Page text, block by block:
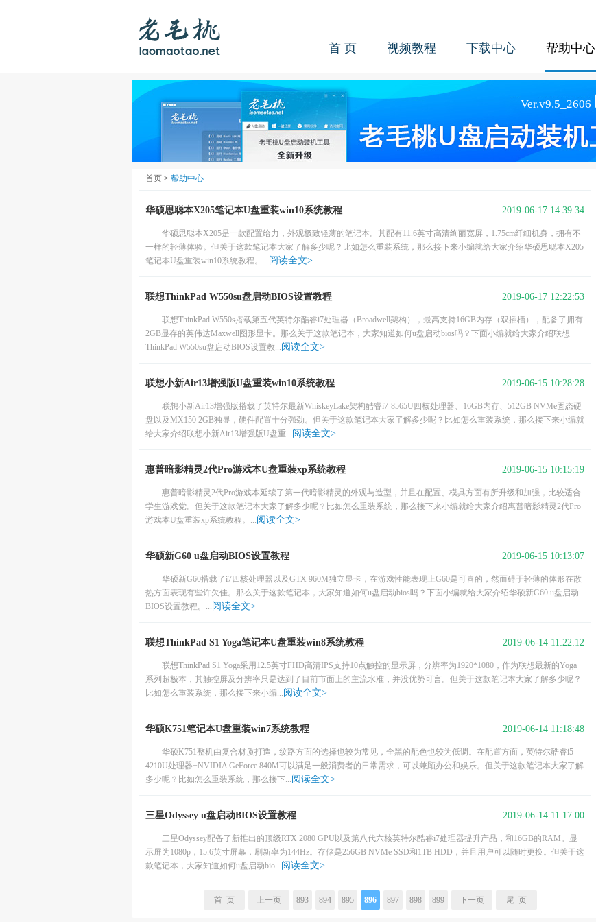
首 页 视频教程 下载中心 帮助中心
首页 > 帮助中心
2019-06-17 14:39:34
华硕思聪本X205笔记本U盘重装win10系统教程
华硕思聪本X205是一款配置给力，外观极致轻薄的笔记本。其配有11.6英寸高清绚丽宽屏，1.75cm纤细机身，拥有不
一样的轻薄体验。但关于这款笔记本大家了解多少呢？比如怎么重装系统，那么接下来小编就给大家介绍华硕思聪本X205
笔记本U盘重装win10系统教程。...阅读全文>
2019-06-17 12:22:53
联想ThinkPad W550su盘启动BIOS设置教程
联想ThinkPad W550s搭载第五代英特尔酷睿i7处理器（Broadwell架构），最高支持16GB内存（双插槽），配备了拥有
2GB显存的英伟达Maxwell图形显卡。那么关于这款笔记本，大家知道如何u盘启动bios吗？下面小编就给大家介绍联想
ThinkPad W550su盘启动BIOS设置教...阅读全文>
2019-06-15 10:28:28
联想小新Air13增强版U盘重装win10系统教程
联想小新Air13增强版搭载了英特尔最新WhiskeyLake架构酷睿i7-8565U四核处理器、16GB内存、512GB NVMe固态硬
盘以及MX150 2GB独显，硬件配置十分强劲。但关于这款笔记本大家了解多少呢？比如怎么重装系统，那么接下来小编就
给大家介绍联想小新Air13增强版U盘重...阅读全文>
2019-06-15 10:15:19
惠普暗影精灵2代Pro游戏本U盘重装xp系统教程
惠普暗影精灵2代Pro游戏本延续了第一代暗影精灵的外观与造型，并且在配置、模具方面有所升级和加强，比较适合
学生游戏党。但关于这款笔记本大家了解多少呢？比如怎么重装系统，那么接下来小编就给大家介绍惠普暗影精灵2代Pro
游戏本U盘重装xp系统教程。...阅读全文>
2019-06-15 10:13:07
华硕新G60 u盘启动BIOS设置教程
华硕新G60搭载了i7四核处理器以及GTX 960M独立显卡，在游戏性能表现上G60是可喜的，然而碍于轻薄的体形在散
热方面表现有些许欠佳。那么关于这款笔记本，大家知道如何u盘启动bios吗？下面小编就给大家介绍华硕新G60 u盘启动
BIOS设置教程。...阅读全文>
2019-06-14 11:22:12
联想ThinkPad S1 Yoga笔记本U盘重装win8系统教程
联想ThinkPad S1 Yoga采用12.5英寸FHD高清IPS支持10点触控的显示屏，分辨率为1920*1080，作为联想最新的Yoga
系列超极本，其触控屏及分辨率只是达到了目前市面上的主流水准，并没优势可言。但关于这款笔记本大家了解多少呢？
比如怎么重装系统，那么接下来小编...阅读全文>
2019-06-14 11:18:48
华硕K751笔记本U盘重装win7系统教程
华硕K751整机由复合材质打造，纹路方面的选择也较为常见，全黑的配色也较为低调。在配置方面，英特尔酷睿i5-
4210U处理器+NVIDIA GeForce 840M可以满足一般消费者的日常需求，可以兼顾办公和娱乐。但关于这款笔记本大家了解
多少呢？比如怎么重装系统，那么接下...阅读全文>
2019-06-14 11:17:00
三星Odyssey u盘启动BIOS设置教程
三星Odyssey配备了新推出的顶级RTX 2080 GPU以及第八代六核英特尔酷睿i7处理器提升产品，和16GB的RAM。显
示屏为1080p，15.6英寸屏幕，刷新率为144Hz。存储是256GB NVMe SSD和1TB HDD，并且用户可以随时更换。但关于这
款笔记本，大家知道如何u盘启动bio...阅读全文>
首 页 上一页 893 894 895 896 897 898 899 下一页 尾 页